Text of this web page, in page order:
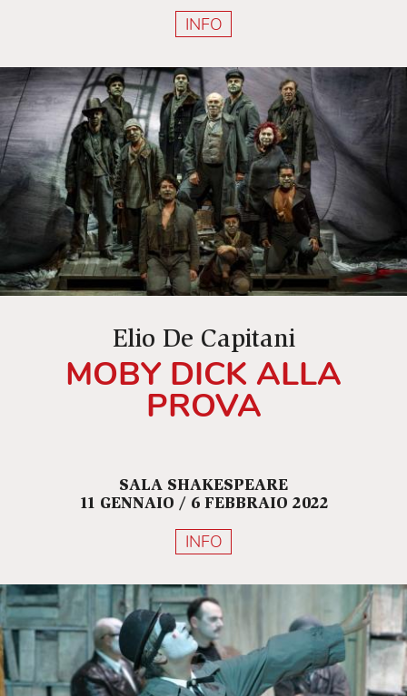
INFO
Elio De Capitani
MOBY DICK ALLA
PROVA
SALA SHAKESPEARE
11 GENNAIO / 6 FEBBRAIO 2022
INFO